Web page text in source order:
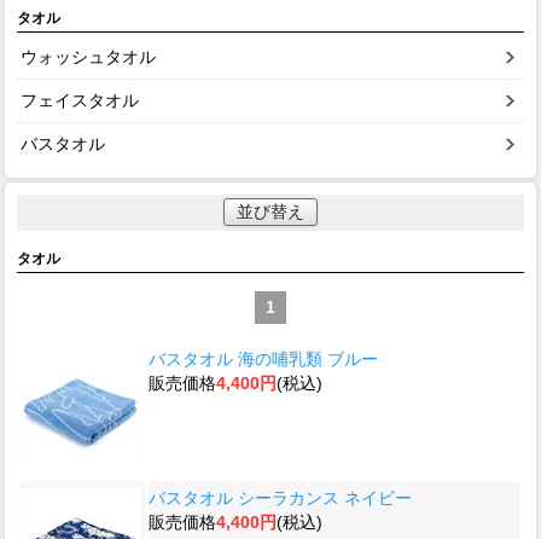
タオル
ウォッシュタオル
フェイスタオル
バスタオル
並び替え
タオル
1
バスタオル 海の哺乳類 ブルー
販売価格4,400円(税込)
バスタオル シーラカンス ネイビー
販売価格4,400円(税込)